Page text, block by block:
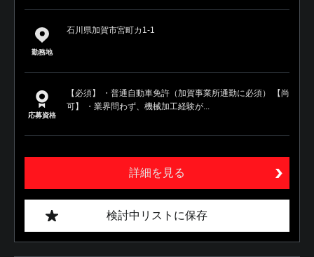
勤務地
石川県加賀市宮町カ1-1
応募資格
【必須】 ・普通自動車免許（加賀事業所通勤に必須） 【尚
可】 ・業界問わず、機械加工経験が...
詳細を見る
検討中リストに保存